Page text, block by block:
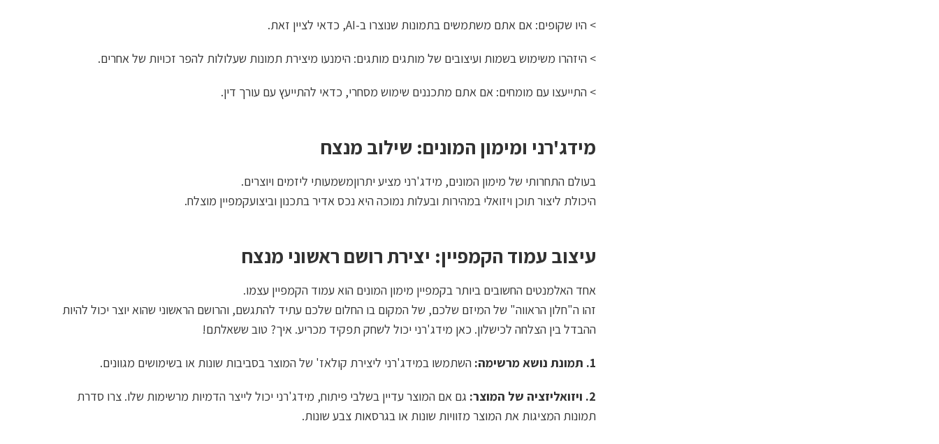
> היו שקופים: אם אתם משתמשים בתמונות שנוצרו ב-AI, כדאי לציין זאת.
> היזהרו משימוש בשמות ועיצובים של מותגים מותגים: הימנעו מיצירת תמונות שעלולות להפר זכויות של אחרים.
> התייעצו עם מומחים: אם אתם מתכננים שימוש מסחרי, כדאי להתייעץ עם עורך דין.
מידג'רני ומימון המונים: שילוב מנצח
בעולם התחרותי של מימון המונים, מידג'רני מציע יתרוןמשמעותי ליזמים ויוצרים.
היכולת ליצור תוכן ויזואלי במהירות ובעלות נמוכה היא נכס אדיר בתכנון וביצועקמפיין מוצלח.
עיצוב עמוד הקמפיין: יצירת רושם ראשוני מנצח
אחד האלמנטים החשובים ביותר בקמפיין מימון המונים הוא עמוד הקמפיין עצמו.
זהו ה"חלון הראווה" של המיזם שלכם, של המקום בו החלום שלכם עתיד להתגשם, והרושם הראשוני שהוא יוצר יכול להיות
ההבדל בין הצלחה לכישלון. כאן מידג'רני יכול לשחק תפקיד מכריע. איך? טוב ששאלתם!
1. תמונת נושא מרשימה: השתמשו במידג'רני ליצירת קולאז' של המוצר בסביבות שונות או בשימושים מגוונים.
2. ויזואליזציה של המוצר:
גם אם המוצר עדיין בשלבי פיתוח, מידג'רני יכול לייצר הדמיות מרשימות שלו. צרו סדרת
תמונות המציגות את המוצר מזוויות שונות או בגרסאות צבע שונות.